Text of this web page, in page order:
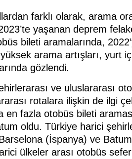
farklı olarak, arama
yaşanan deprem
bileti aramalarında,
arama artışları, yurt
gözlendi.
ve uluslararası
rotalara ilişkin de ilgi
en fazla otobüs bileti
oldu. Türkiye harici
(İspanya) ve
ülkeler arası otobüs